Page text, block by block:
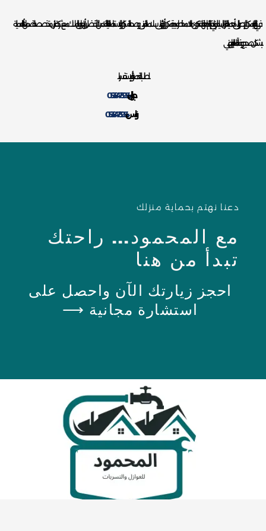
في النهاية، لا يمكن الإصرار على أهمية العزل السليم للمباني. فإذا تم تجاهلها، فقد تكون هناك مخاطر عديدة يمكن أن تؤثر على سلامة المبنى وصحة السكان والاستدامة المالية. لذلك، من الأفضل أن يتعاون الملاك مع شركة عزل متخصصة لضمان أداء العملية
بشكل صحيح وفقًا للمعايير المهني
لطلب الخدمة أو للإستفسار
جوال:0538475954
واتس:0538475954
دعنا نهتم بحماية منزلك
مع المحمود... راحتك
تبدأ من هنا
احجز زيارتك الآن واحصل على
استشارة مجانية ⟶